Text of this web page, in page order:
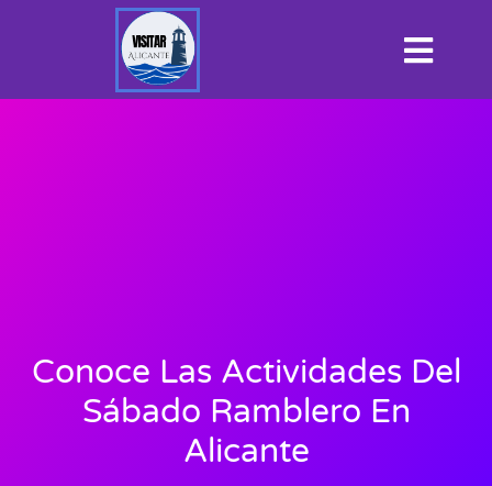
Conoce Las Actividades Del
Sábado Ramblero En
Alicante